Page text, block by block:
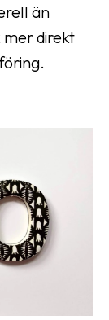
än
mer direkt